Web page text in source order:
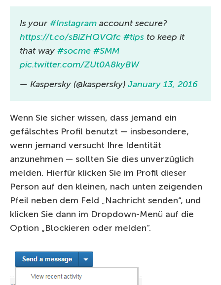
Is your #Instagram account secure?
https://t.co/sBiZHQVQfc #tips to keep it
that way #socme #SMM
pic.twitter.com/ZUt0A8kyBW
— Kaspersky (@kaspersky) January 13, 2016
Wenn Sie sicher wissen, dass jemand ein
gefälschtes Profil benutzt — insbesondere,
wenn jemand versucht Ihre Identität
anzunehmen — sollten Sie dies unverzüglich
melden. Hierfür klicken Sie im Profil dieser
Person auf den kleinen, nach unten zeigenden
Pfeil neben dem Feld „Nachricht senden“, und
klicken Sie dann im Dropdown-Menü auf die
Option „Blockieren oder melden“.